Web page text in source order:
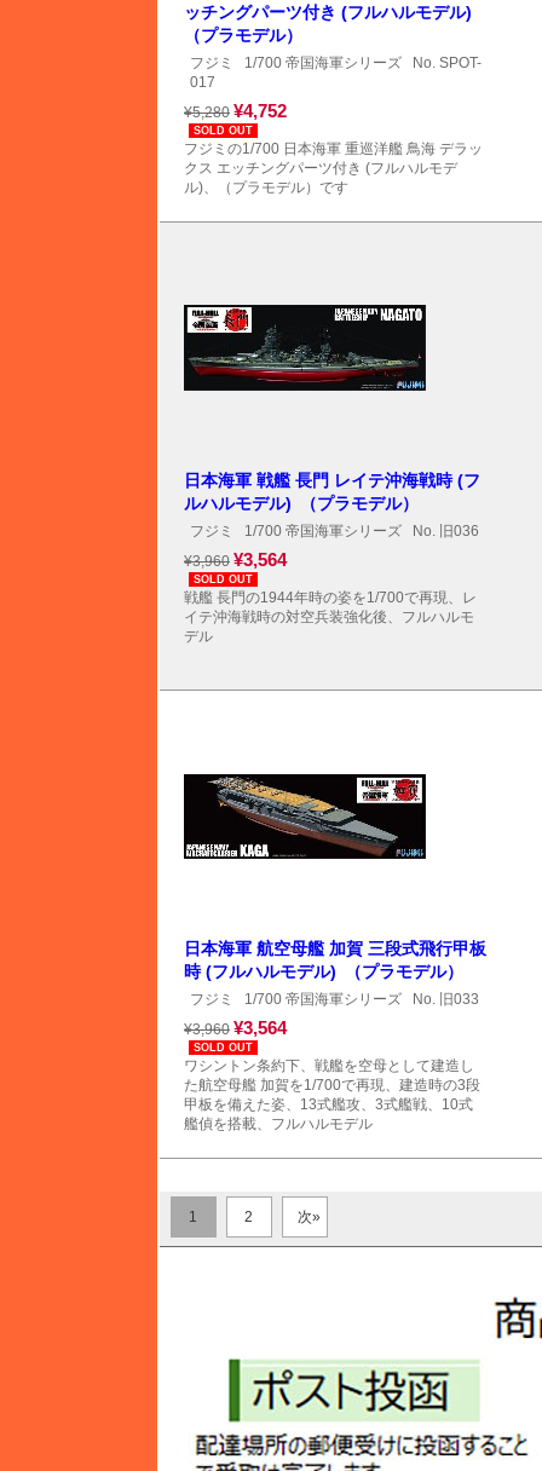
ッチングパーツ付き (フルハルモデル)
（プラモデル）
フジミ 1/700 帝国海軍シリーズ No. SPOT-
017
¥5,280 ¥4,752
SOLD OUT
フジミの1/700 日本海軍 重巡洋艦 鳥海 デラッ
クス エッチングパーツ付き (フルハルモデ
ル)、（プラモデル）です
日本海軍 戦艦 長門 レイテ沖海戦時 (フ
ルハルモデル) （プラモデル）
フジミ 1/700 帝国海軍シリーズ No. 旧036
¥3,960 ¥3,564
SOLD OUT
戦艦 長門の1944年時の姿を1/700で再現、レ
イテ沖海戦時の対空兵装強化後、フルハルモ
デル
日本海軍 航空母艦 加賀 三段式飛行甲板
時 (フルハルモデル) （プラモデル）
フジミ 1/700 帝国海軍シリーズ No. 旧033
¥3,960 ¥3,564
SOLD OUT
ワシントン条約下、戦艦を空母として建造し
た航空母艦 加賀を1/700で再現、建造時の3段
甲板を備えた姿、13式艦攻、3式艦戦、10式
艦偵を搭載、フルハルモデル
1 2 次»